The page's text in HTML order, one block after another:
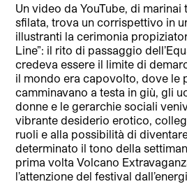
Un video da YouTube, di
sfilata, trova un corrispettivo in
illustranti la cerimonia
Line”: il rito di passaggio
credeva essere il limite di
il mondo era capovolto, dove le
camminavano a testa in giù, gli
donne e le gerarchie sociali
vibrante desiderio erotico,
ruoli e alla possibilità di
determinato il tono della
prima volta Volcano
l’attenzione del festival